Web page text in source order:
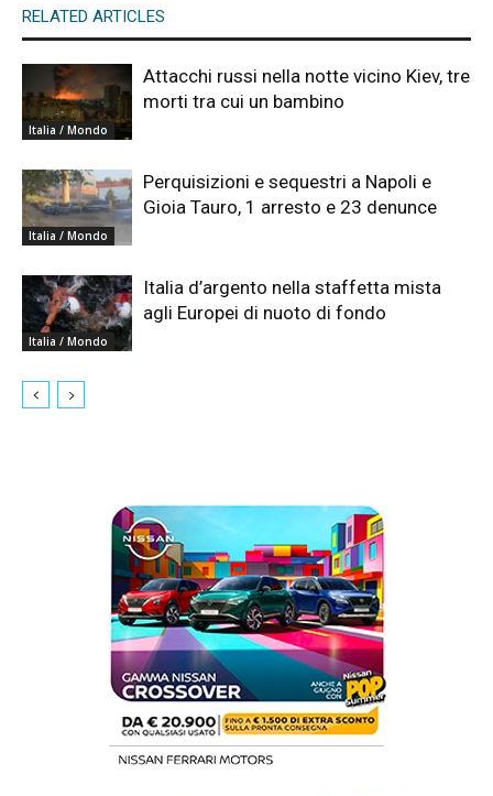
RELATED ARTICLES
Italia / Mondo
Attacchi russi nella notte vicino Kiev, tre
morti tra cui un bambino
Italia / Mondo
Perquisizioni e sequestri a Napoli e
Gioia Tauro, 1 arresto e 23 denunce
Italia / Mondo
Italia d’argento nella staffetta mista
agli Europei di nuoto di fondo